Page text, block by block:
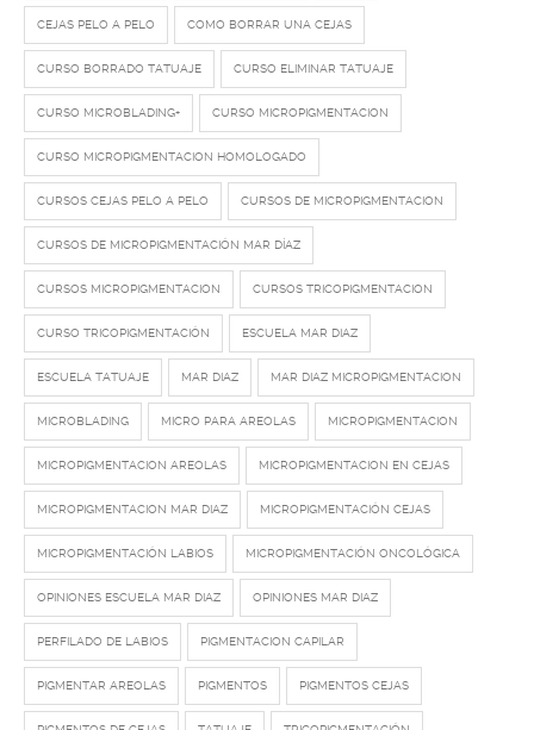
CEJAS PELO A PELO COMO BORRAR UNA CEJAS
CURSO BORRADO TATUAJE CURSO ELIMINAR TATUAJE
CURSO MICROBLADING+ CURSO MICROPIGMENTACION
CURSO MICROPIGMENTACION HOMOLOGADO
CURSOS CEJAS PELO A PELO CURSOS DE MICROPIGMENTACION
CURSOS DE MICROPIGMENTACIÓN MAR DÍAZ
CURSOS MICROPIGMENTACION CURSOS TRICOPIGMENTACION
CURSO TRICOPIGMENTACIÓN ESCUELA MAR DIAZ
ESCUELA TATUAJE MAR DIAZ MAR DIAZ MICROPIGMENTACION
MICROBLADING MICRO PARA AREOLAS MICROPIGMENTACION
MICROPIGMENTACION AREOLAS MICROPIGMENTACION EN CEJAS
MICROPIGMENTACION MAR DIAZ MICROPIGMENTACIÓN CEJAS
MICROPIGMENTACIÓN LABIOS MICROPIGMENTACIÓN ONCOLÓGICA
OPINIONES ESCUELA MAR DIAZ OPINIONES MAR DIAZ
PERFILADO DE LABIOS PIGMENTACION CAPILAR
PIGMENTAR AREOLAS PIGMENTOS PIGMENTOS CEJAS